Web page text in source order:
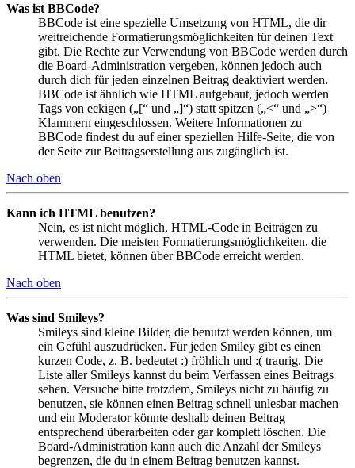
Was ist BBCode?
BBCode ist eine spezielle Umsetzung von HTML, die dir
weitreichende Formatierungsmöglichkeiten für deinen Text
gibt. Die Rechte zur Verwendung von BBCode werden durch
die Board-Administration vergeben, können jedoch auch
durch dich für jeden einzelnen Beitrag deaktiviert werden.
BBCode ist ähnlich wie HTML aufgebaut, jedoch werden
Tags von eckigen („[“ und „]“) statt spitzen („<“ und „>“)
Klammern eingeschlossen. Weitere Informationen zu
BBCode findest du auf einer speziellen Hilfe-Seite, die von
der Seite zur Beitragserstellung aus zugänglich ist.
Nach oben
Kann ich HTML benutzen?
Nein, es ist nicht möglich, HTML-Code in Beiträgen zu
verwenden. Die meisten Formatierungsmöglichkeiten, die
HTML bietet, können über BBCode erreicht werden.
Nach oben
Was sind Smileys?
Smileys sind kleine Bilder, die benutzt werden können, um
ein Gefühl auszudrücken. Für jeden Smiley gibt es einen
kurzen Code, z. B. bedeutet :) fröhlich und :( traurig. Die
Liste aller Smileys kannst du beim Verfassen eines Beitrags
sehen. Versuche bitte trotzdem, Smileys nicht zu häufig zu
benutzen, sie können einen Beitrag schnell unlesbar machen
und ein Moderator könnte deshalb deinen Beitrag
entsprechend überarbeiten oder gar komplett löschen. Die
Board-Administration kann auch die Anzahl der Smileys
begrenzen, die du in einem Beitrag benutzen kannst.